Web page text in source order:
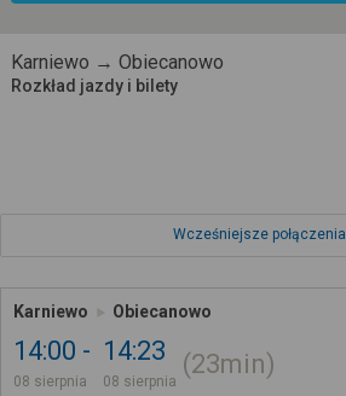
Karniewo → Obiecanowo
Rozkład jazdy i bilety
Wcześniejsze połączenia
Karniewo Obiecanowo
14:00
08 sierpnia
14:23
08 sierpnia
23min